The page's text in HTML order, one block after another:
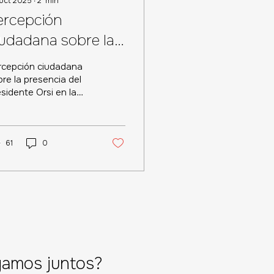
sobre la
del
Orsi en la
alto
divididas
ciudadana
la presencia del
Orsi en la
61 0
juntos?